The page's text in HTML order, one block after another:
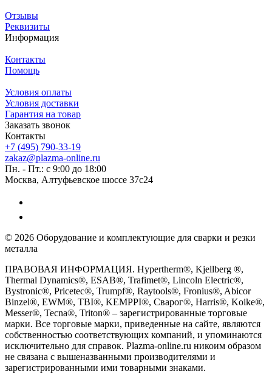
Отзывы
Реквизиты
Информация
Контакты
Помощь
Условия оплаты
Условия доставки
Гарантия на товар
Заказать звонок
Контакты
+7 (495) 790-33-19
zakaz@plazma-online.ru
Пн. - Пт.: с 9:00 до 18:00
Москва, Алтуфьевское шоссе 37с24
© 2026 Оборудование и комплектующие для сварки и резки
металла
ПРАВОВАЯ ИНФОРМАЦИЯ. Hypertherm®, Kjellberg ®,
Thermal Dynamics®, ESAB®, Trafimet®, Lincoln Electric®,
Bystronic®, Pricetec®, Trumpf®, Raytools®, Fronius®, Abicor
Binzel®, EWM®, TBI®, KEMPPI®, Сварог®, Harris®, Koike®,
Messer®, Tecna®, Triton® – зарегистрированные торговые
марки. Все торговые марки, приведенные на сайте, являются
собственностью соответствующих компаний, и упоминаются
исключительно для справок. Plazma-online.ru никоим образом
не связана с вышеназванными производителями и
зарегистрированными ими товарными знаками.